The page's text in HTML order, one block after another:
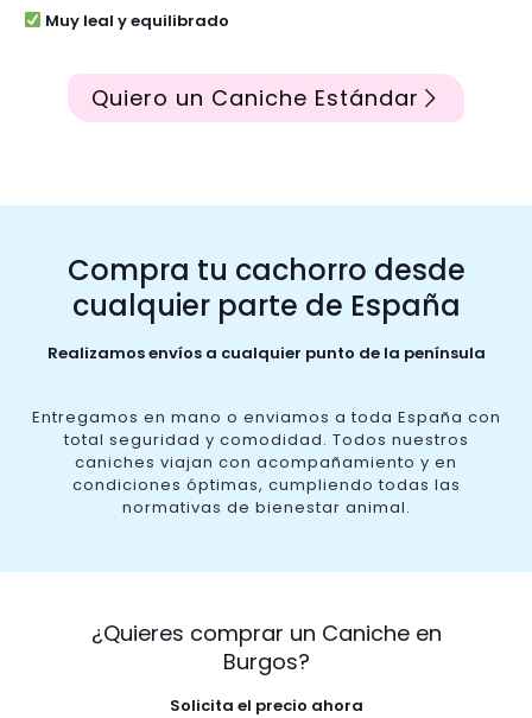
Muy leal y equilibrado
Quiero un Caniche Estándar
Compra tu cachorro desde
cualquier parte de España
Realizamos envíos a cualquier punto de la península
Entregamos en mano o enviamos a toda España con
total seguridad y comodidad. Todos nuestros
caniches viajan con acompañamiento y en
condiciones óptimas, cumpliendo todas las
normativas de bienestar animal.
¿Quieres comprar un Caniche en
Burgos?
Solicita el precio ahora